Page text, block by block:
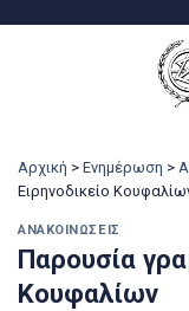
Αρχική > Ενημέρωση >
Ειρηνοδικείο
ΑΝΑΚΟΙΝΏΣΕΙΣ
Παρουσία
Κουφαλίων